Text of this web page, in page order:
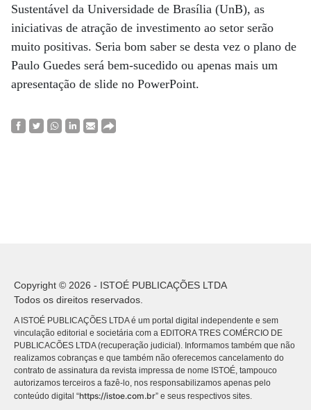
Sustentável da Universidade de Brasília (UnB), as
iniciativas de atração de investimento ao setor serão
muito positivas. Seria bom saber se desta vez o plano de
Paulo Guedes será bem-sucedido ou apenas mais um
apresentação de slide no PowerPoint.
Copyright © 2026 - ISTOÉ PUBLICAÇÕES LTDA
Todos os direitos reservados.
A ISTOÉ PUBLICAÇÕES LTDA é um portal digital independente e sem
vinculação editorial e societária com a EDITORA TRES COMÉRCIO DE
PUBLICACÕES LTDA (recuperação judicial). Informamos também que não
realizamos cobranças e que também não oferecemos cancelamento do
contrato de assinatura da revista impressa de nome ISTOÉ, tampouco
autorizamos terceiros a fazê-lo, nos responsabilizamos apenas pelo
conteúdo digital “https://istoe.com.br” e seus respectivos sites.